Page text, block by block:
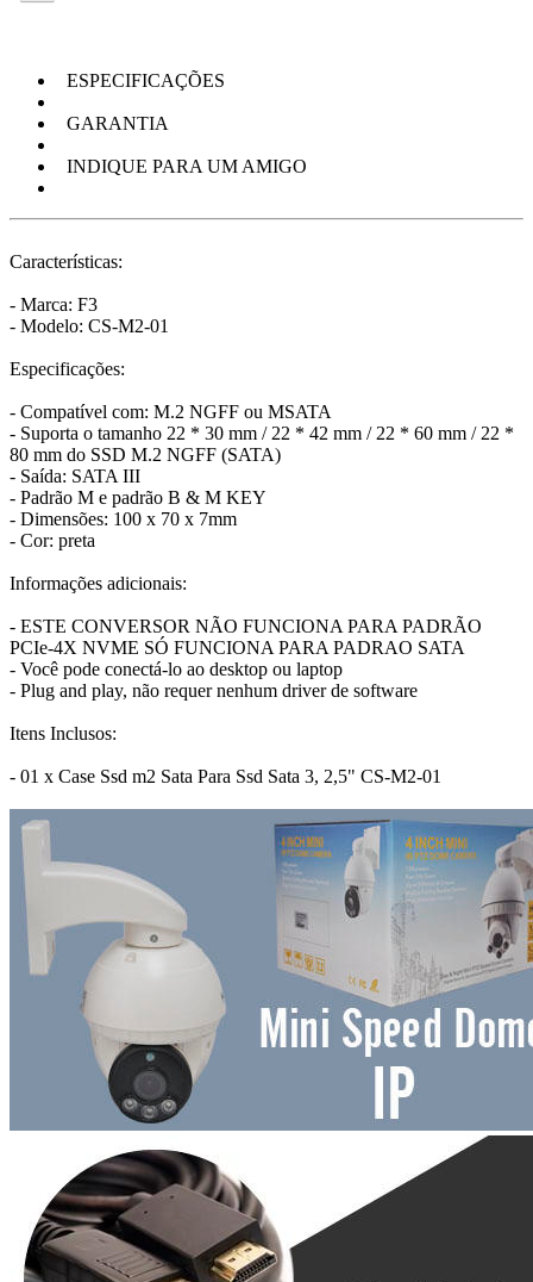
ESPECIFICAÇÕES
GARANTIA
INDIQUE PARA UM AMIGO
Características:
- Marca: F3
- Modelo: CS-M2-01
Especificações:
- Compatível com: M.2 NGFF ou MSATA
- Suporta o tamanho 22 * 30 mm / 22 * 42 mm / 22 * 60 mm / 22 *
80 mm do SSD M.2 NGFF (SATA)
- Saída: SATA III
- Padrão M e padrão B & M KEY
- Dimensões: 100 x 70 x 7mm
- Cor: preta
Informações adicionais:
- ESTE CONVERSOR NÃO FUNCIONA PARA PADRÃO
PCIe-4X NVME SÓ FUNCIONA PARA PADRAO SATA
- Você pode conectá-lo ao desktop ou laptop
- Plug and play, não requer nenhum driver de software
Itens Inclusos:
- 01 x Case Ssd m2 Sata Para Ssd Sata 3, 2,5" CS-M2-01